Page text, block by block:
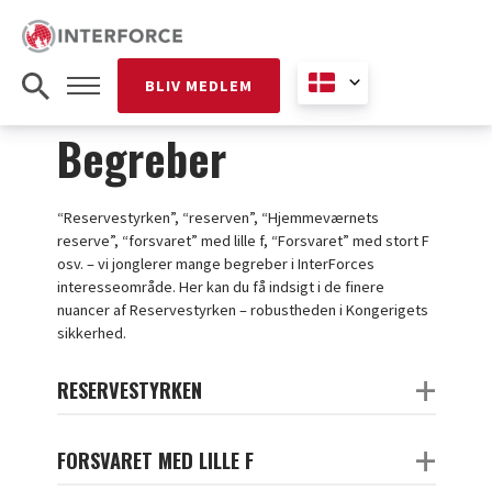
BLIV MEDLEM
Begreber
“Reservestyrken”, “reserven”, “Hjemmeværnets
reserve”, “forsvaret” med lille f, “Forsvaret” med stort F
osv. – vi jonglerer mange begreber i InterForces
interesseområde. Her kan du få indsigt i de finere
nuancer af Reservestyrken – robustheden i Kongerigets
sikkerhed.
RESERVESTYRKEN +
FORSVARET MED LILLE F +